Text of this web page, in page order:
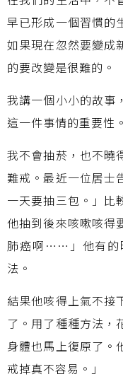
早已形成一個習慣的
如果現在忽然要變成
的要改變是很難的。
我講一個小小的故事
這一件事情的重要性。
我不會抽菸，也不曉
難戒。最近一位居士
一天要抽三包。」比
他抽到後來咳嗽咳得
肺癌啊……」他有的
法。
結果他咳得上氣不接
了。用了種種方法，
身體也馬上復原了。
戒掉真不容易。」